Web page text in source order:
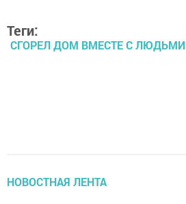
Теги:
СГОРЕЛ ДОМ ВМЕСТЕ С ЛЮДЬМИ
НОВОСТНАЯ ЛЕНТА